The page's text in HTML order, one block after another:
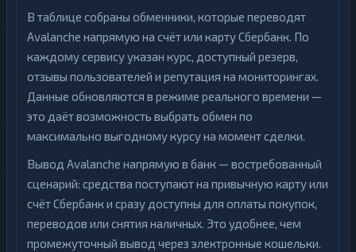
В таблице собраны обменники, которые переводят
Avalanche напрямую на счёт или карту Сбербанк. По
каждому сервису указан курс, доступный резерв,
отзывы пользователей и репутация на мониторингах.
Данные обновляются в режиме реального времени —
это даёт возможность выбрать обмен по
максимально выгодному курсу на момент сделки.
Вывод Avalanche напрямую в банк — востребованный
сценарий: средства поступают на привычную карту или
счёт Сбербанк и сразу доступны для оплаты покупок,
переводов или снятия наличных. Это удобнее, чем
промежуточный вывод через электронные кошельки.